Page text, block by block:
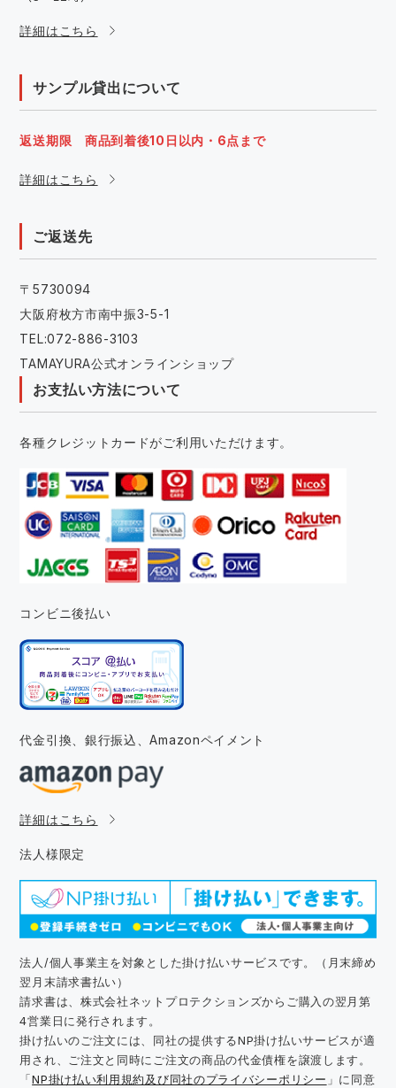
詳細はこちら
サンプル貸出について
返送期限 商品到着後10日以内・6点まで
詳細はこちら
ご返送先
〒5730094
大阪府枚方市南中振3-5-1
TEL:072-886-3103
TAMAYURA公式オンラインショップ
お支払い方法について
各種クレジットカードがご利用いただけます。
コンビニ後払い
代金引換、銀行振込、Amazonペイメント
詳細はこちら
法人様限定
法人/個人事業主を対象とした掛け払いサービスです。（月末締め
翌月末請求書払い）
請求書は、株式会社ネットプロテクションズからご購入の翌月第
4営業日に発行されます。
掛け払いのご注文には、同社の提供するNP掛け払いサービスが適
用され、ご注文と同時にご注文の商品の代金債権を譲渡します。
「NP掛け払い利用規約及び同社のプライバシーポリシー 」に同意